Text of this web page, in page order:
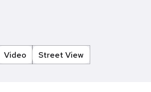
Video Street View